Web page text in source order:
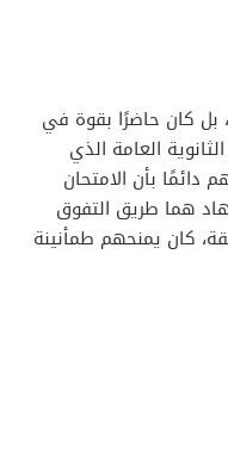
بل كان حاضرًا بقوة في
العامة الذي
دائمًا بأن الامتحان
هما طريق التفوق
كان يمنحهم طمأنينة